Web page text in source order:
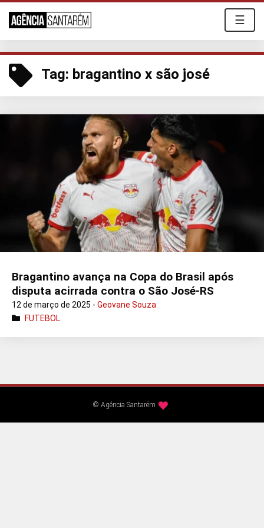
☰
Tag: bragantino x são josé
Bragantino avança na Copa do Brasil após
disputa acirrada contra o São José-RS
12 de março de 2025 - Geovane Souza
FUTEBOL
© Agência Santarém